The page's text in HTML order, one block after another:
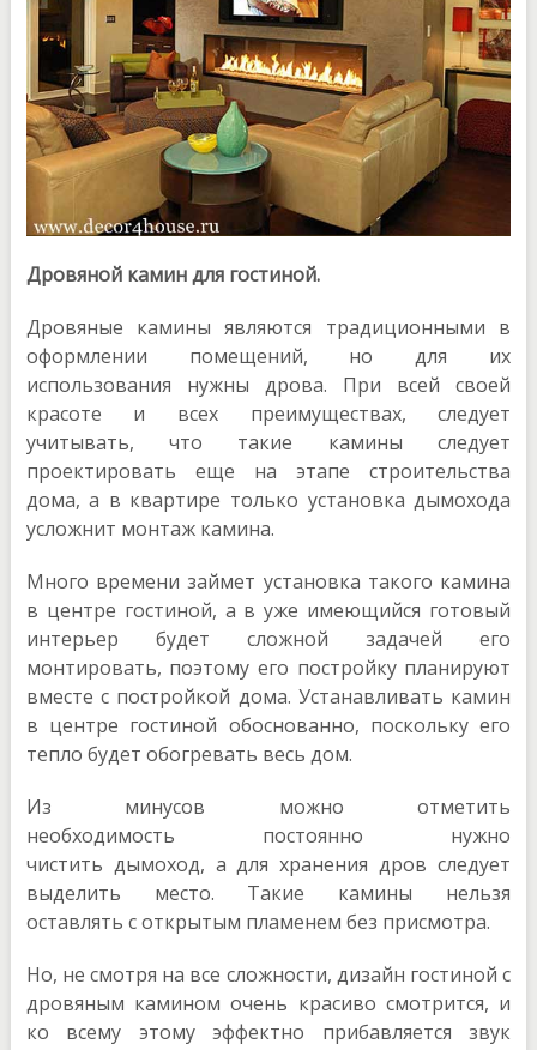
Дровяной камин для гостиной.
Дровяные камины являются традиционными в
оформлении помещений, но для их
использования нужны дрова. При всей своей
красоте и всех преимуществах, следует
учитывать, что такие камины следует
проектировать еще на этапе строительства
дома, а в квартире только установка дымохода
усложнит монтаж камина.
Много времени займет установка такого камина
в центре гостиной, а в уже имеющийся готовый
интерьер будет сложной задачей его
монтировать, поэтому его постройку планируют
вместе с постройкой дома. Устанавливать камин
в центре гостиной обоснованно, поскольку его
тепло будет обогревать весь дом.
Из минусов можно отметить
необходимость постоянно нужно
чистить дымоход, а для хранения дров следует
выделить место. Такие камины нельзя
оставлять с открытым пламенем без присмотра.
Но, не смотря на все сложности, дизайн гостиной с
дровяным камином очень красиво смотрится, и
ко всему этому эффектно прибавляется звук